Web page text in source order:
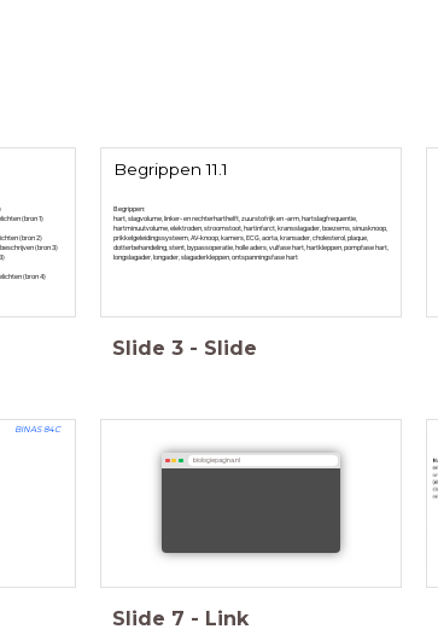
(bron 1)
(bron 2)
(bron 3)
(bron 4)
Begrippen 11.1
Begrippen:
hart, slagvolume, linker- en rechterharthelft, zuurstofrijk en -arm, hartslagfrequentie,
hartminuutvolume, elektroden, stroomstoot, hartinfarct, kransslagader, boezems, sinusknoop,
prikkelgeleidingssysteem, AV-knoop, kamers, ECG, aorta, kransader, cholesterol, plaque,
dotterbehandeling, stent, bypassoperatie, holle aders, vulfase hart, hartkleppen, pompfase hart,
longslagader, longader, slagaderkleppen, ontspanningsfase hart
Slide 3 - Slide
BINAS 84C
biologiepagina.nl
Slide 7 - Link